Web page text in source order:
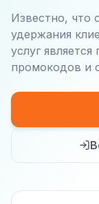
Известно, что
удержания
услуг
промокодов и